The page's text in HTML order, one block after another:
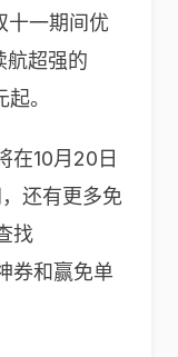
十一期间优
超强的
。
在10月20日
还有更多免
找
券和赢免单